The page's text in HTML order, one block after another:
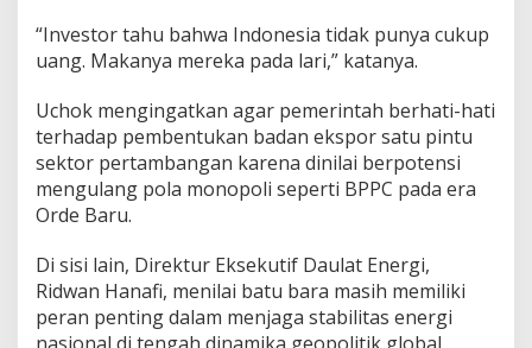
“Investor tahu bahwa Indonesia tidak punya cukup
uang. Makanya mereka pada lari,” katanya.
Uchok mengingatkan agar pemerintah berhati-hati
terhadap pembentukan badan ekspor satu pintu
sektor pertambangan karena dinilai berpotensi
mengulang pola monopoli seperti BPPC pada era
Orde Baru.
Di sisi lain, Direktur Eksekutif Daulat Energi,
Ridwan Hanafi, menilai batu bara masih memiliki
peran penting dalam menjaga stabilitas energi